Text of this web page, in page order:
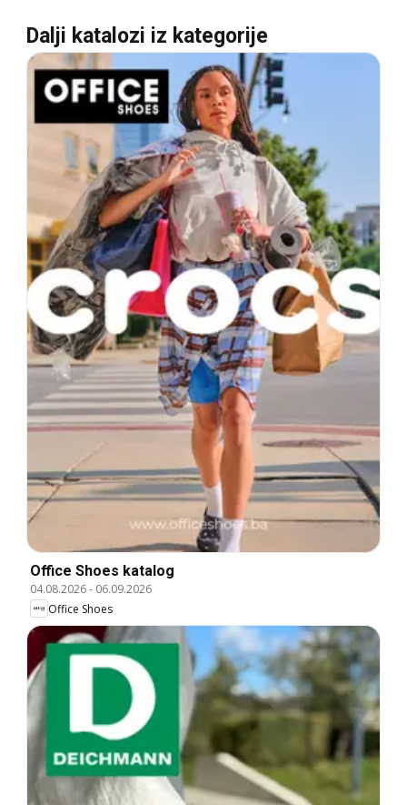
Dalji katalozi iz kategorije
Office Shoes katalog
04.08.2026- 06.09.2026
Office Shoes